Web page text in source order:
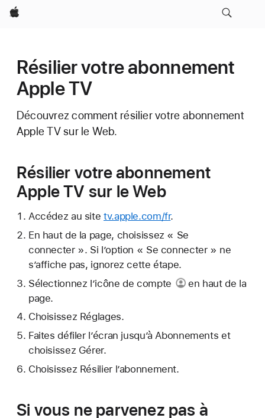
Apple
Résilier votre abonnement
Apple TV
Découvrez comment résilier votre abonnement
Apple TV sur le Web.
Résilier votre abonnement
Apple TV sur le Web
Accédez au sitetv.apple.com/fr.
En haut de la page, choisissez « Se
connecter ». Si l’option « Se connecter » ne
s’affiche pas, ignorez cette étape.
Sélectionnez l’icône de compte
en haut de la
page.
Choisissez Réglages.
Faites défiler l’écran jusqu’à Abonnements et
choisissez Gérer.
Choisissez Résilier l’abonnement.
Si vous ne parvenez pas à